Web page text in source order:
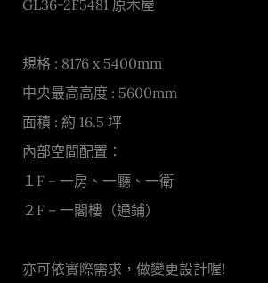
GL36-2F5481 原木屋
規格 : 8176 x 5400mm
中央最高高度 : 5600mm
面積 : 約 16.5 坪
內部空間配置：
１F – 一房、一廳、一衛
２F – 一閣樓（通鋪）
亦可依實際需求，做變更設計喔!